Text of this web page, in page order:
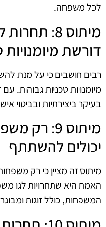
לכל משפחה.
מיתוס 8:
דורשת מיומנויות
רבים חושבים כי על מנת
מיומנויות טכניות גבוהות.
בעיקר ביצירתיות ובביטוי
מיתוס 9:
יכולים להשתתף
מיתוס זה מציין כי רק
האמת היא שתחרויות לגו
המשפחות, כולל זוגות